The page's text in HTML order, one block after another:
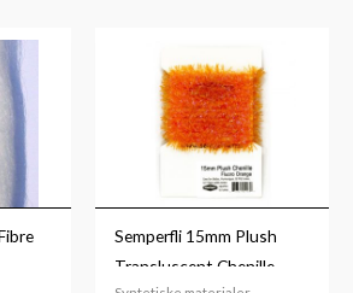
Semperfli 15mm Plush
Transluscent Chenille